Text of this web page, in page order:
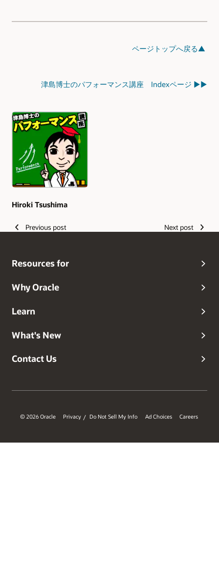
ページトップへ戻る▲
津島博士のパフォーマンス講座 Indexページ ▶▶
Authors
Hiroki Tsushima
Previous post Next post
Resources for
Why Oracle
Learn
What's New
Contact Us
© 2026 Oracle Privacy / Do Not Sell My Info Ad Choices Careers